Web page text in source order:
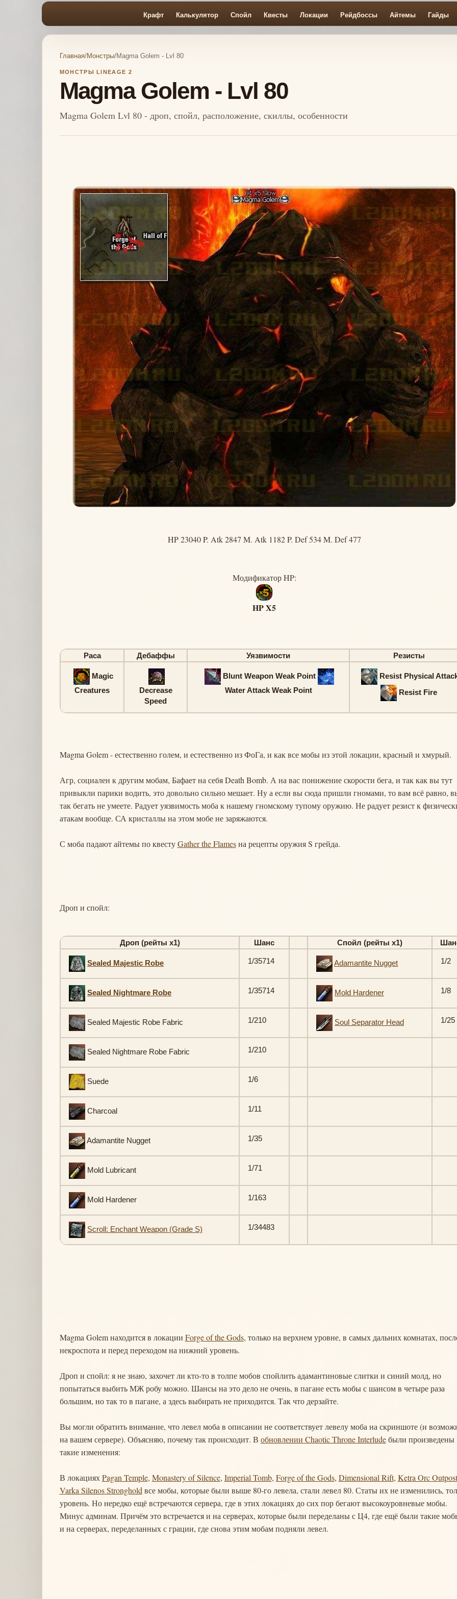
Крафт Калькулятор Спойл Квесты Локации Рейдбоссы Айтемы Гайды
Главная/Монстры/Magma Golem - Lvl 80
МОНСТРЫ LINEAGE 2
Magma Golem - Lvl 80
Magma Golem Lvl 80 - дроп, спойл, расположение, скиллы, особенности
HP 23040 P. Atk 2847 M. Atk 1182 P. Def 534 M. Def 477
Модификатор HP:
HP X5
Раса Дебаффы Уязвимости Резисты
Magic
Creatures
Decrease
Speed
Blunt Weapon Weak Point
Water Attack Weak Point
Resist Physical
Resist Fire
Magma Golem - естественно голем, и естественно из ФоГа, и как все мобы из этой локации, красный и хмурый.
Агр, социален к другим мобам, Бафает на себя Death Bomb. А на вас понижение скорости бега, и так как вы тут
привыкли парики водить, это довольно сильно мешает. Ну а если вы сюда пришли гномами, то вам всё равно,
так бегать не умеете. Радует уязвимость моба к нашему гномскому тупому оружию. Не радует резист к
атакам вообще. СА кристаллы на этом мобе не заряжаются.
С моба падают айтемы по квестуGather the Flamesна рецепты оружия S грейда.
Дроп и спойл:
Дроп (рейты х1) Шанс Спойл (рейты х1)
Sealed Majestic Robe 1/35714 Adamantite Nugget 1/2
Sealed Nightmare Robe 1/35714 Mold Hardener 1/8
Sealed Majestic Robe Fabric 1/210 Soul Separator Head 1/25
Sealed Nightmare Robe Fabric 1/210
Suede 1/6
Charcoal 1/11
Adamantite Nugget 1/35
Mold Lubricant 1/71
Mold Hardener 1/163
Scroll: Enchant Weapon (Grade S) 1/34483
Magma Golem находится в локации Forge of the Gods, только на верхнем уровне, в самых дальних комнатах,
некроспота и перед переходом на нижний уровень.
Дроп и спойл: я не знаю, захочет ли кто-то в толпе мобов спойлить адамантиновые слитки и синий молд, но
попытаться выбить МЖ робу можно. Шансы на это дело не очень, в пагане есть мобы с шансом в четыре раза
большим, но так то в пагане, а здесь выбирать не приходится. Так что дерзайте.
Вы могли обратить внимание, что левел моба в описании не соответствует левелу моба на скриншоте (и
на вашем сервере). Объясняю, почему так происходит. В обновлении Chaotic Throne Interludeбыли произведены
такие изменения:
В локацияхPagan Temple, Monastery of Silence, Imperial Tomb, Forge of the Gods, Dimensional Rift, Ketra Orc Outpost
Varka Silenos Stronghold все мобы, которые были выше 80-го левела, стали левел 80. Статы их не изменились,
уровень. Но нередко ещё встречаются сервера, где в этих локациях до сих пор бегают высокоуровневые мобы.
Минус админам. Причём это встречается и на серверах, которые были переделаны с Ц4, где ещё были такие
и на серверах, переделанных с грации, где снова этим мобам подняли левел.